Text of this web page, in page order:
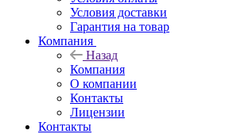
Условия доставки
Гарантия на товар
Компания
Назад
Компания
О компании
Контакты
Лицензии
Контакты